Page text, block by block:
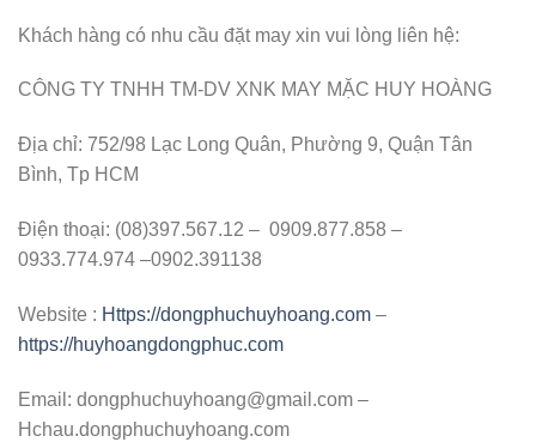
Khách hàng có nhu cầu đặt may xin vui lòng liên hệ:
CÔNG TY TNHH TM-DV XNK MAY MẶC HUY HOÀNG
Địa chỉ: 752/98 Lạc Long Quân, Phường 9, Quận Tân
Bình, Tp HCM
Điện thoại: (08)397.567.12 – 0909.877.858 –
0933.774.974 –0902.391138
Website : Https://dongphuchuyhoang.com –
https://huyhoangdongphuc.com
Email: dongphuchuyhoang@gmail.com –
Hchau.dongphuchuyhoang.com